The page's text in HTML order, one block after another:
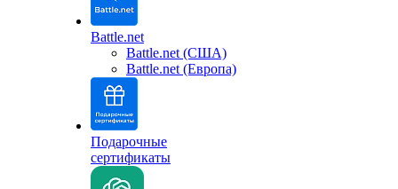
Battle.net
Battle.net (США)
Battle.net (Европа)
Подарочные
сертификаты